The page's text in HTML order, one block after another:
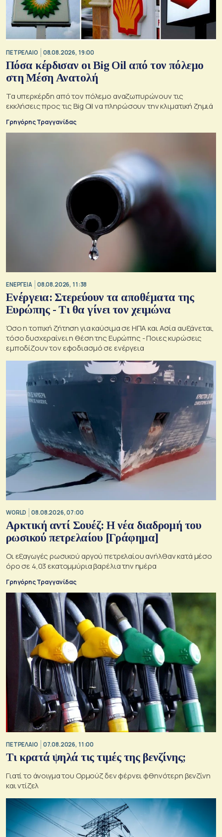
ΠΕΤΡΕΛΑΙΟ 08.08.2026, 19:00
Πόσα κέρδισαν οι Big Oil από τον πόλεμο
στη Μέση Ανατολή
Τα υπερκέρδη από τον πόλεμο αναζωπυρώνουν τις
εκκλήσεις προς τις Big Oil να πληρώσουν την κλιματική ζημιά
Γρηγόρης Τραγγανίδας
ΕΝΕΡΓΕΙΑ 08.08.2026, 11:38
Ενέργεια: Στερεύουν τα αποθέματα της
Ευρώπης - Τι θα γίνει τον χειμώνα
Όσο η τοπική ζήτηση για καύσιμα σε ΗΠΑ και Ασία αυξάνεται,
τόσο δυσχεραίνει η θέση της Ευρώπης - Ποιες κυρώσεις
εμποδίζουν τον εφοδιασμό σε ενέργεια
WORLD 08.08.2026, 07:00
Αρκτική αντί Σουέζ: Η νέα διαδρομή του
ρωσικού πετρελαίου [Γράφημα]
Οι εξαγωγές ρωσικού αργού πετρελαίου ανήλθαν κατά μέσο
όρο σε 4,03 εκατομμύρια βαρέλια την ημέρα
Γρηγόρης Τραγγανίδας
ΠΕΤΡΕΛΑΙΟ 07.08.2026, 11:00
Τι κρατά ψηλά τις τιμές της βενζίνης;
Γιατί το άνοιγμα του Ορμούζ δεν φέρνει φθηνότερη βενζίνη
και ντίζελ